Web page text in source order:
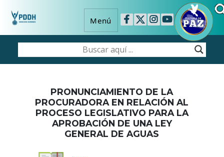
Menú
PRONUNCIAMIENTO DE LA
PROCURADORA EN RELACIÓN AL
PROCESO LEGISLATIVO PARA LA
APROBACIÓN DE UNA LEY
GENERAL DE AGUAS